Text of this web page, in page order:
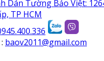
Dán Tường Bảo Việt:
TP HCM
baov2011@gmail.com